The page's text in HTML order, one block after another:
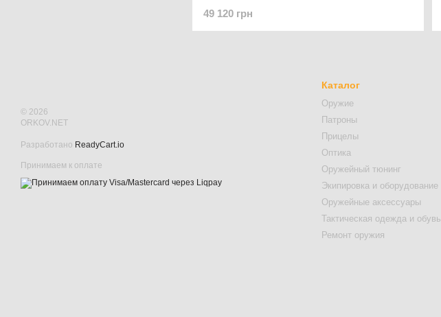
49 120 грн
© 2026
ORKOV.NET
Разработано ReadyCart.io
Принимаем к оплате
Каталог
Оружие
Патроны
Прицелы
Оптика
Оружейный тюнинг
Экипировка и оборудование
Оружейные аксессуары
Тактическая одежда и обувь
Ремонт оружия